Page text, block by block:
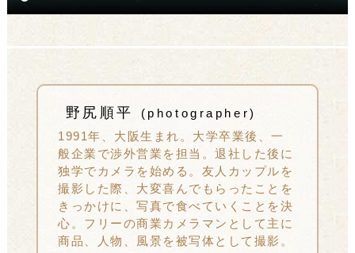
野尻順平
(photographer)
1991年、大阪生まれ。大学卒業後、一
般企業で渉外営業を担当。退社した後に
独学でカメラを始める。友人カップルを
撮影した際、大変喜んでもらったことを
きっかけに、写真で食べていくことを決
心。フリーの商業カメラマンとして主に
商品、人物、風景を被写体として撮影。